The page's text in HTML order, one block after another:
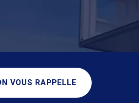
VOUS RAPPELLE